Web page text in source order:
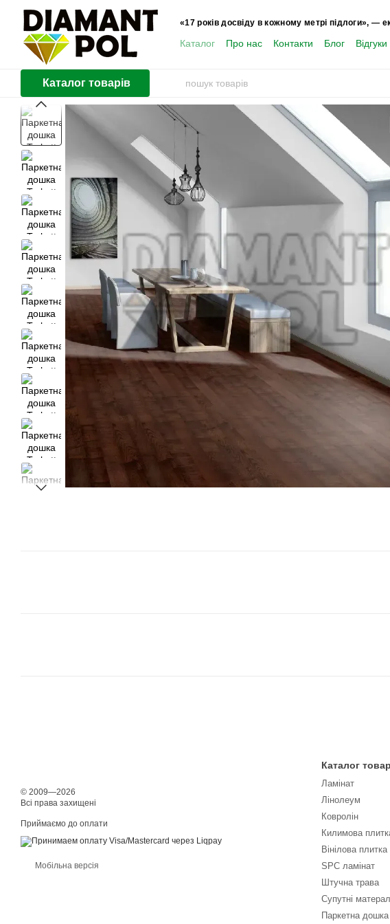
Перейти до основного контенту
«17 років досвіду в кожному метрі підлоги», —
Каталог Про нас Контакти Блог
Каталог товарів
© 2009—2026
Всі права захищені
Приймаємо до оплати
Мобільна версія
Каталог
Ламінат
Лінолеум
Ковролін
Килимова
Вінілова
SPC ламінат
Штучна трава
Супутні
Паркетна дошка